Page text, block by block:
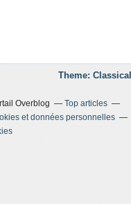
Theme:
Overblog
Top articles
et données personnelles